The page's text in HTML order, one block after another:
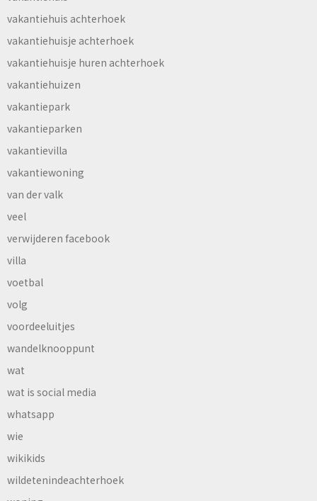
vakantiehuis achterhoek
vakantiehuisje achterhoek
vakantiehuisje huren achterhoek
vakantiehuizen
vakantiepark
vakantieparken
vakantievilla
vakantiewoning
van der valk
veel
verwijderen facebook
villa
voetbal
volg
voordeeluitjes
wandelknooppunt
wat
wat is social media
whatsapp
wie
wikikids
wildetenindeachterhoek